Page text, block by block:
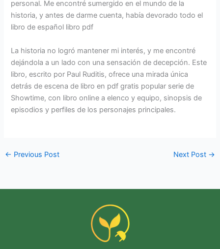
personal. Me encontré sumergido en el mundo de la
historia, y antes de darme cuenta, había devorado todo el
libro de español libro pdf
La historia no logró mantener mi interés, y me encontré
dejándola a un lado con una sensación de decepción. Este
libro, escrito por Paul Ruditis, ofrece una mirada única
detrás de escena de libro en pdf gratis popular serie de
Showtime, con libro online​ a elenco y equipo, sinopsis de
episodios y perfiles de los personajes principales.
← Previous Post Next Post →